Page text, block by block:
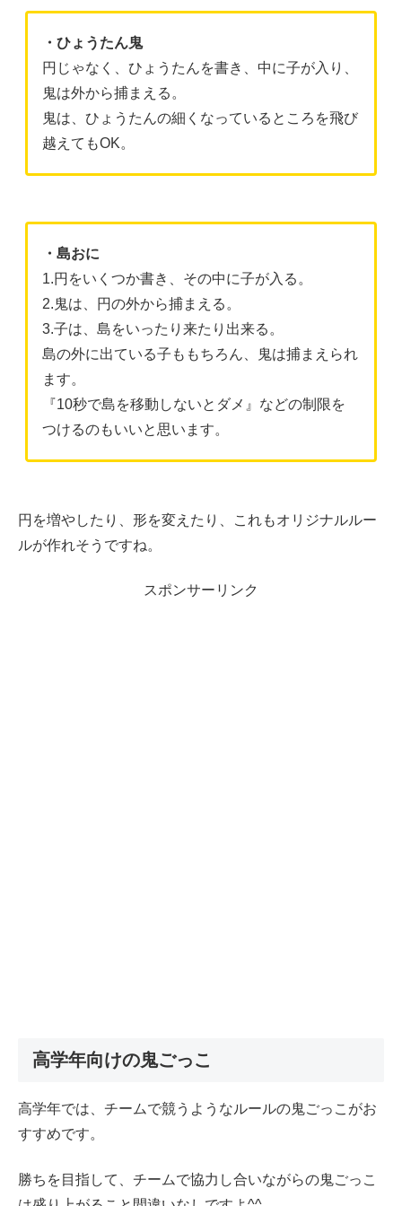
・ひょうたん鬼
円じゃなく、ひょうたんを書き、中に子が入り、
鬼は外から捕まえる。
鬼は、ひょうたんの細くなっているところを飛び
越えてもOK。
・島おに
1.円をいくつか書き、その中に子が入る。
2.鬼は、円の外から捕まえる。
3.子は、島をいったり来たり出来る。
島の外に出ている子ももちろん、鬼は捕まえられ
ます。
『10秒で島を移動しないとダメ』などの制限を
つけるのもいいと思います。
円を増やしたり、形を変えたり、これもオリジナルルー
ルが作れそうですね。
スポンサーリンク
高学年向けの鬼ごっこ
高学年では、チームで競うようなルールの鬼ごっこがお
すすめです。
勝ちを目指して、チームで協力し合いながらの鬼ごっこ